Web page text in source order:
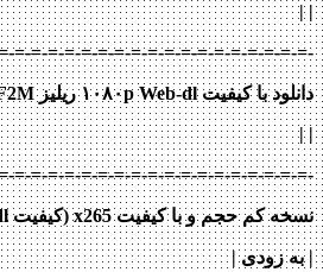
|
|
=-=-=-=-=-=-=-=-=-=-=-=-=-=-=-=-=-=-
دانلود با کیفیت ۱۰۸۰p Web-dl ریلیز F2M
|
|
=-=-=-=-=-=-=-=-=-=-=-=-=-=-=-=-=-=-
نسخه کم حجم و با کیفیت x265 (کیفیت ۷۲۰p Web-dl)
| به زودی |